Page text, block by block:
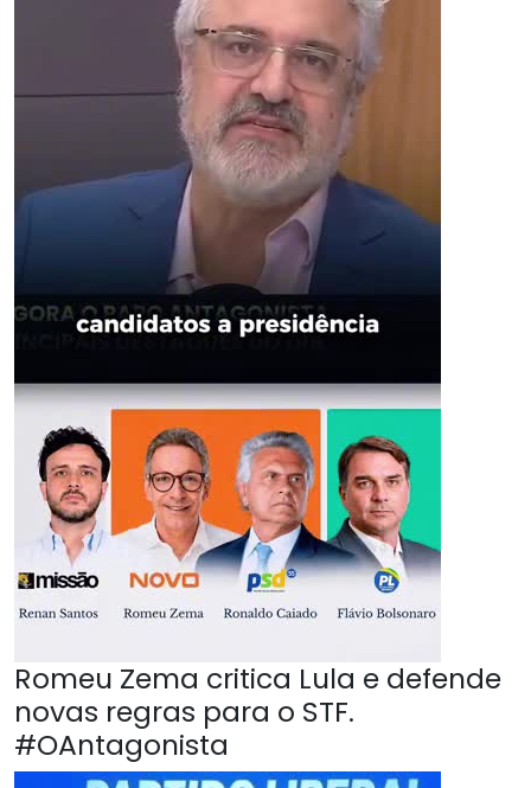
Romeu Zema critica Lula e defende
novas regras para o STF.
#OAntagonista